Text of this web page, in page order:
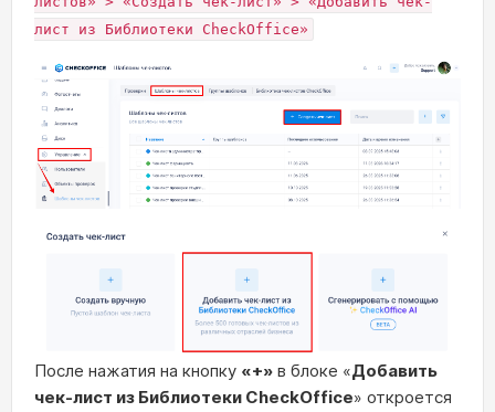
лист из Библиотеки CheckOffice»
После нажатия на кнопку «+» в блоке «Добавить
чек-лист из Библиотеки CheckOffice» откроется